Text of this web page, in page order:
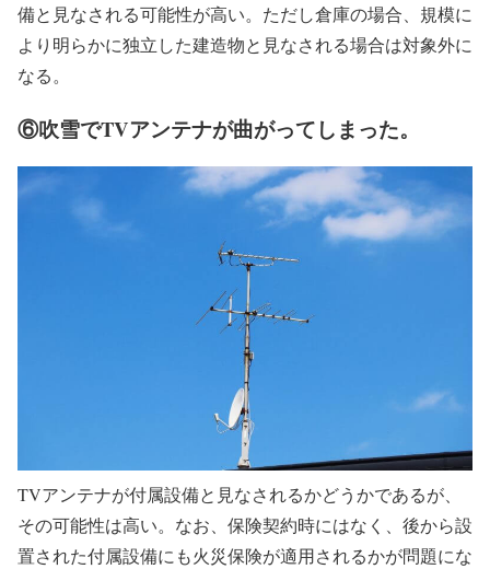
備と見なされる可能性が高い。ただし倉庫の場合、規模に
より明らかに独立した建造物と見なされる場合は対象外に
なる。
⑥吹雪でTVアンテナが曲がってしまった。
TVアンテナが付属設備と見なされるかどうかであるが、
その可能性は高い。なお、保険契約時にはなく、後から設
置された付属設備にも火災保険が適用されるかが問題にな